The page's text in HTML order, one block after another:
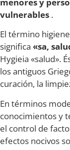
vulnerables .
El término
significa «sa,
Hygieia «salud».
los antiguos
curación, la
En términos
conocimientos y
el control de
efectos nocivos